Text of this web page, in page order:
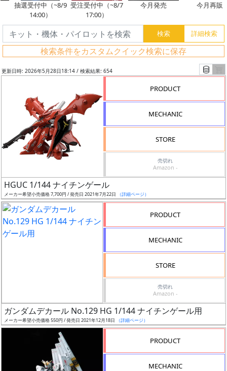
抽選受付中（~8/9
14:00）
受注受付中（~8/7
17:00）
今月発売 今月再販
検索条件をカスタムクイック検索に保存
フ
リ
ー
ワ
ー
グ
レ
更新日時: 2026年5月28日18:14 / 検索結果: 654
PRODUCT
MECHANIC
STORE
売切れ
Amazon -
HGUC 1/144 ナイチンゲール
メーカー希望小売価格 7,700円 / 発売日 2021年7月22日 （詳細ページ）
PRODUCT
MECHANIC
STORE
売切れ
Amazon -
ガンダムデカール No.129 HG 1/144 ナイチンゲール用
メーカー希望小売価格 550円 / 発売日 2021年12月18日 （詳細ページ）
PRODUCT
MECHANIC